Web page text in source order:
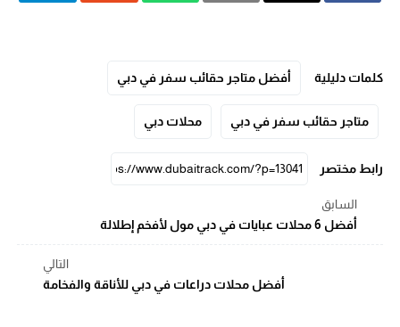
كلمات دليلية أفضل متاجر حقائب سفر في دبي
متاجر حقائب سفر في دبي محلات دبي
رابط مختصر
السابق
أفضل 6 محلات عبايات في دبي مول لأفخم إطلالة
التالي
أفضل محلات دراعات في دبي للأناقة والفخامة